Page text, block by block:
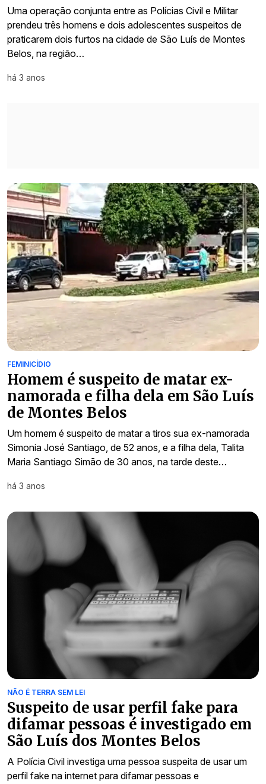
Uma operação conjunta entre as Polícias Civil e Militar
prendeu três homens e dois adolescentes suspeitos de
praticarem dois furtos na cidade de São Luís de Montes
Belos, na região…
há 3 anos
FEMINICÍDIO
Homem é suspeito de matar ex-
namorada e filha dela em São Luís
de Montes Belos
Um homem é suspeito de matar a tiros sua ex-namorada
Simonia José Santiago, de 52 anos, e a filha dela, Talita
Maria Santiago Simão de 30 anos, na tarde deste…
há 3 anos
NÃO É TERRA SEM LEI
Suspeito de usar perfil fake para
difamar pessoas é investigado em
São Luís dos Montes Belos
A Polícia Civil investiga uma pessoa suspeita de usar um
perfil fake na internet para difamar pessoas e